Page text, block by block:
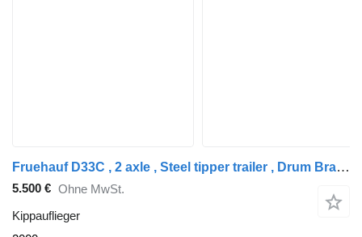
Fruehauf D33C , 2 axle , Steel tipper trailer , Drum Brakes , Spring susp
5.500 € Ohne MwSt.
Kippauflieger